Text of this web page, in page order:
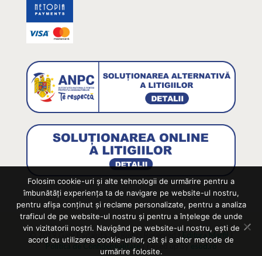
© 2019 Gabi Badaluta. All Rights Reserved | Editura Marfil|
Politica de Confidentialitate | raised up by esod.ro
Folosim cookie-uri și alte tehnologii de urmărire pentru a
îmbunătăți experiența ta de navigare pe website-ul nostru,
pentru afișa conținut și reclame personalizate, pentru a analiza
traficul de pe website-ul nostru și pentru a înțelege de unde
vin vizitatorii noștri. Navigând pe website-ul nostru, ești de
acord cu utilizarea cookie-urilor, cât și a altor metode de
urmărire folosite.